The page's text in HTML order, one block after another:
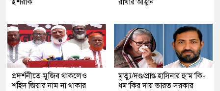
প্রদর্শনীতে মুজিব থাকলেও
শহিদ জিয়ার নাম না থাকার
মৃত্যু/দণ্ড/প্রাপ্ত হাসিনার হু’ম’কি-
ধম’কির দায় ভারত সরকার